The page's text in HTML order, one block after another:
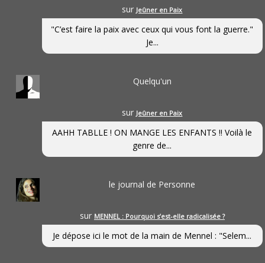
sur Jeûner en Paix
"C’est faire la paix avec ceux qui vous font la guerre."
Je...
Quelqu'un
sur Jeûner en Paix
AAHH TABLLE ! ON MANGE LES ENFANTS !! Voilà le
genre de...
le journal de Personne
sur MENNEL : Pourquoi s’est-elle radicalisée ?
Je dépose ici le mot de la main de Mennel : "Selem...